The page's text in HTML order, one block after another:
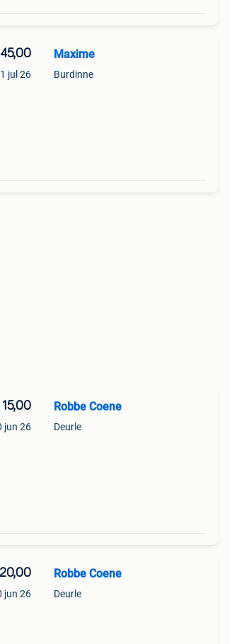
jul 26
Maxime
Burdinne
jun 26
Robbe Coene
Deurle
jun 26
Robbe Coene
Deurle